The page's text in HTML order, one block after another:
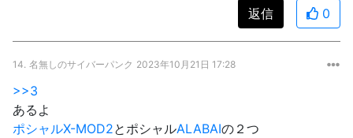
返信 0
14. 名無しのサイバーパンク 2023年10月21日 17:28
>>3
あるよ
ポシャルX-MOD2とポシャルALABAIの２つ